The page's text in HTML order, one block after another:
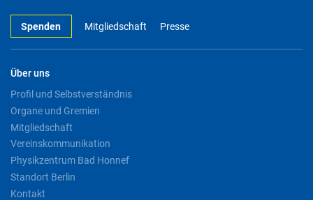
Spenden Mitgliedschaft Presse
Über uns
Profil und Selbstverständnis
Organe und Gremien
Mitgliedschaft
Vereinskommunikation
Physikzentrum Bad Honnef
Standort Berlin
Kontakt